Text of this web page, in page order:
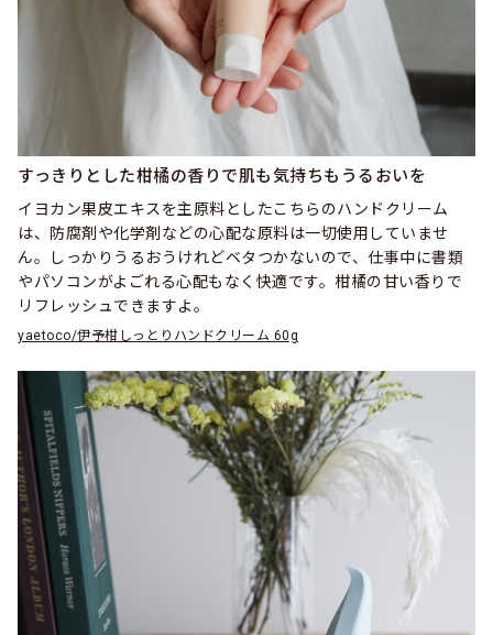
すっきりとした柑橘の香りで肌も気持ちもうるおいを
イヨカン果皮エキスを主原料としたこちらのハンドクリーム
は、防腐剤や化学剤などの心配な原料は一切使用していませ
ん。しっかりうるおうけれどベタつかないので、仕事中に書類
やパソコンがよごれる心配もなく快適です。柑橘の甘い香りで
リフレッシュできますよ。
yaetoco/伊予柑しっとりハンドクリーム 60g